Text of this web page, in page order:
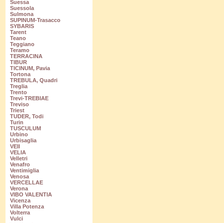
Suessa
Suessola
Sulmona
SUPINUM-Trasacco
SYBARIS
Tarent
Teano
Teggiano
Teramo
TERRACINA
TIBUR
TICINUM, Pavia
Tortona
TREBULA, Quadri
Treglia
Trento
Trevi-TREBIAE
Treviso
Triest
TUDER, Todi
Turin
TUSCULUM
Urbino
Urbisaglia
VEII
VELIA
Velletri
Venafro
Ventimiglia
Venosa
VERCELLAE
Verona
VIBO VALENTIA
Vicenza
Villa Potenza
Volterra
Vulci